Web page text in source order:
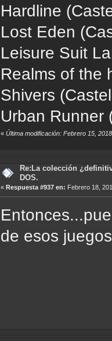
Hardline
Lost Eden
Leisure Suit
Realms of the
Shivers
Urban Runner
«Última modificación: Febrero 15,
Re:La colección
DOS.
« Respuesta #937 en: Febrero 18,
de esos